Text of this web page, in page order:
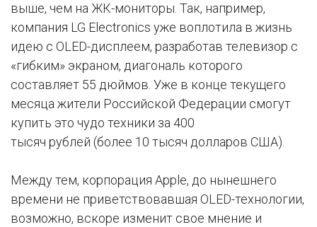
выше, чем на ЖК-мониторы. Так, например,
компания LG Electronics уже воплотила в жизнь
идею с OLED-дисплеем, разработав телевизор с
«гибким» экраном, диагональ которого
составляет 55 дюймов. Уже в конце текущего
месяца жители Российской Федерации смогут
купить это чудо техники за 400
тысяч рублей (более 10 тысяч долларов США).
Между тем, корпорация Apple, до нынешнего
времени не приветствовавшая OLED-технологии,
возможно, вскоре изменит свое мнение и